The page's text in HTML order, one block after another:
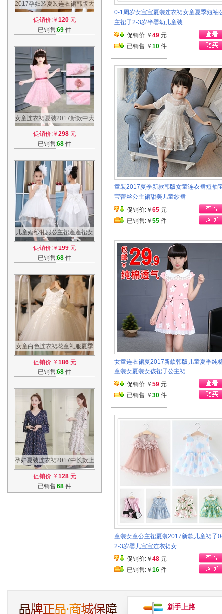
2017孕妇装夏装连衣裙韩版大
码长款外出哺乳裙上衣纯棉夏
季长裙潮
促销价:￥ 120元
已销售:69 件
女童连衣裙夏装2017新款中大
童儿童短袖公主裙小女孩夏季
裙子韩版
促销价:￥ 298元
已销售:68 件
儿童婚纱礼服公主裙蓬蓬裙女
童连衣裙夏装六一宝宝周岁生
日拖尾裙
促销价:￥ 199元
已销售:68 件
女童白色连衣裙花童礼服夏季
儿童公主裙蓬蓬裙纱裙夏装生
日背心裙
促销价:￥ 186元
已销售:68 件
孕妇夏装连衣裙2017中长款上
衣新款喇叭袖高腰雪纺碎花孕
妇长裙夏
促销价:￥ 128元
已销售:68 件
0-1周岁女宝宝夏装连衣裙女童夏季短袖
主裙子2-3岁半婴幼儿童装
促销价:￥ 49 元
已销售:￥ 10 件
童装2017夏季新款韩版女童连衣裙短袖
宝蕾丝公主裙甜美儿童纱裙
促销价:￥ 65 元
已销售:￥ 55 件
女童连衣裙夏2017新款韩版儿童夏季纯
童装女夏装女孩裙子公主裙
促销价:￥ 59 元
已销售:￥ 30 件
童装女童公主裙夏装2017新款儿童裙子
2-3岁婴儿宝宝连衣裙女
促销价:￥ 48 元
已销售:￥ 16 件
新手上路